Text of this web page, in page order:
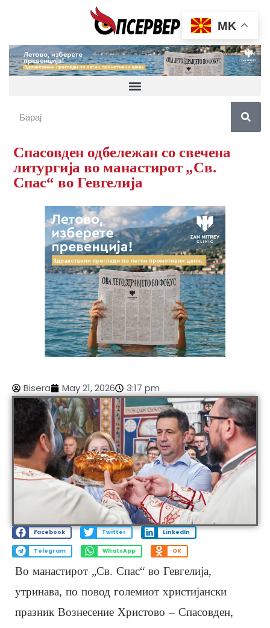
Спасовден одбележан со свечена
литургија во манастирот „Св.
Спас“ во Гевгелија
Bisera May 21, 2026 3:17 pm
Facebook Twitter LinkedIn
Telegram WhatsApp OK
Во манастирот „Св. Спас“ во Гевгелија,
утринава, по повод големиот христијански
празник Вознесение Христово – Спасовден,
MK